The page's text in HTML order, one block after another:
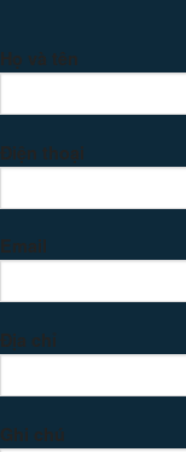
Họ và tên
Điện thoại
Email
Địa chỉ
Ghi chú